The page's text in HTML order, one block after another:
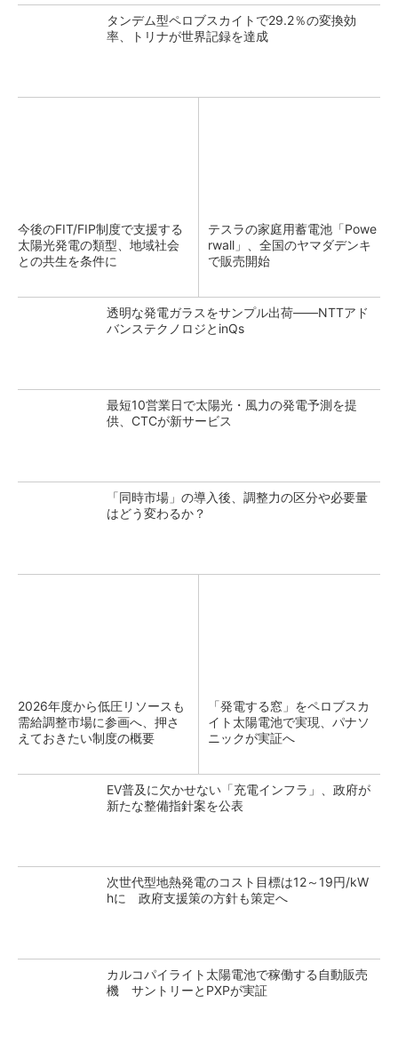
タンデム型ペロブスカイトで29.2％の変換効
率、トリナが世界記録を達成
今後のFIT/FIP制度で支援する
太陽光発電の類型、地域社会
との共生を条件に
テスラの家庭用蓄電池「Powe
rwall」、全国のヤマダデンキ
で販売開始
透明な発電ガラスをサンプル出荷――NTTアド
バンステクノロジとinQs
最短10営業日で太陽光・風力の発電予測を提
供、CTCが新サービス
「同時市場」の導入後、調整力の区分や必要量
はどう変わるか？
2026年度から低圧リソースも
需給調整市場に参画へ、押さ
えておきたい制度の概要
「発電する窓」をペロブスカ
イト太陽電池で実現、パナソ
ニックが実証へ
EV普及に欠かせない「充電インフラ」、政府が
新たな整備指針案を公表
次世代型地熱発電のコスト目標は12～19円/kW
hに 政府支援策の方針も策定へ
カルコパイライト太陽電池で稼働する自動販売
機 サントリーとPXPが実証